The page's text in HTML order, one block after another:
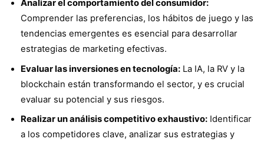
Analizar el comportamiento del consumidor:
Comprender las preferencias, los hábitos de juego y las
tendencias emergentes es esencial para desarrollar
estrategias de marketing efectivas.
Evaluar las inversiones en tecnología: La IA, la RV y la
blockchain están transformando el sector, y es crucial
evaluar su potencial y sus riesgos.
Realizar un análisis competitivo exhaustivo: Identificar
a los competidores clave, analizar sus estrategias y